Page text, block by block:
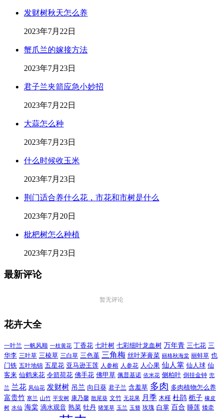
发财树秋天怎么养
2023年7月22日
蟹爪兰的嫁接方法
2023年7月23日
君子兰夹箭应急小妙招
2023年7月22日
大蒜怎么种
2023年7月23日
什么时候收玉米
2023年7月23日
荆门适合养什么花，市花和市树是什么
2023年7月20日
枇杷树怎么种植
2023年7月23日
最新评论
暂无评论
花卉大全
一叶兰 一帆风顺 一枝黄花 丁香花 七叶树 七彩细叶龙血树 万年青 三七花 三
华李 三叶草 三棱草 三白草 三色堇 三角梅 丝叶茅膏菜 丽格秋海棠 丽蚌草 也
门铁 五叶地锦 五星花 亚马逊王莲 人参榕 人参花 人心果 仙人掌 仙人球 仙
客来 仙鹤来花 令箭荷花 佛手花 佛甲草 佩普基诺 依米花 侧柏叶 倒挂金钟 兜
兰 兰花 凤仙花 发财树 吊兰 向日葵 君子兰 含羞草 多肉 多肉植物怎么养
富贵竹 寒兰 山竹 平安树 康乃馨 散尾葵 文竹 无花果 月季 木槿 杜鹃 栀子 橡皮
树 水仙 海棠 滴水观音 熟菜 牡丹 猪笼草 玉兰 玉簪 玫瑰 白掌 百合 睡莲 矮牵